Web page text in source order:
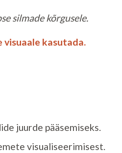
silmade kõrgusele.
kasutada.
juurde pääsemiseks.
visualiseerimisest.